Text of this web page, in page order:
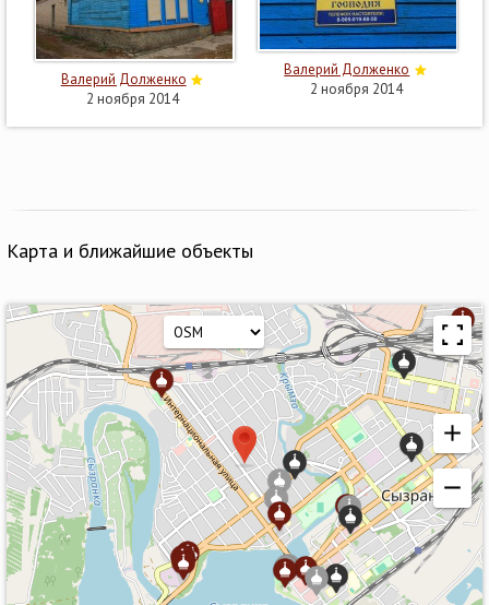
Валерий Долженко
2 ноября 2014
Валерий Долженко
2 ноября 2014
Карта и ближайшие объекты